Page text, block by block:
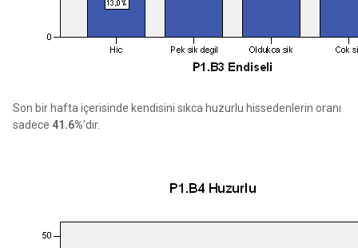
Son bir hafta içerisinde kendisini sıkca huzurlu hissedenlerin oranı
sadece 41.6%’dır.